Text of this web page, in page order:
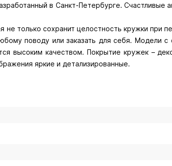
в Санкт-Петербурге. Счастливые
только сохранит целостность кружки при
поводу или заказать для себя. Модели с
высоким качеством. Покрытие кружек –
яркие и детализированные.